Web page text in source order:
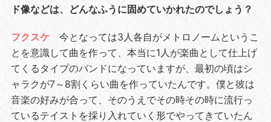
ド像などは、どんなふうに固めていかれたのでしょう？
フクスケ
今となっては3人各自がメトロノームというこ
とを意識して曲を作って、本当に1人が楽曲として仕上げ
てくるタイプのバンドになっていますが、最初の頃はシ
ャラクが7～8割くらい曲を作っていたんです。僕と彼は
音楽の好みが合って、そのうえでその時その時に流行っ
ているテイストを採り入れていく形でやってきていたん